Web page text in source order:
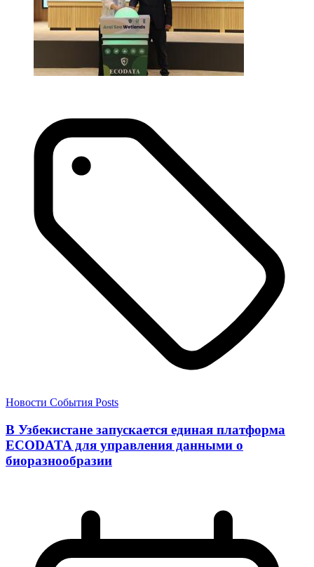
Новости События Posts
В Узбекистане запускается единая платформа
ECODATA для управления данными о
биоразнообразии